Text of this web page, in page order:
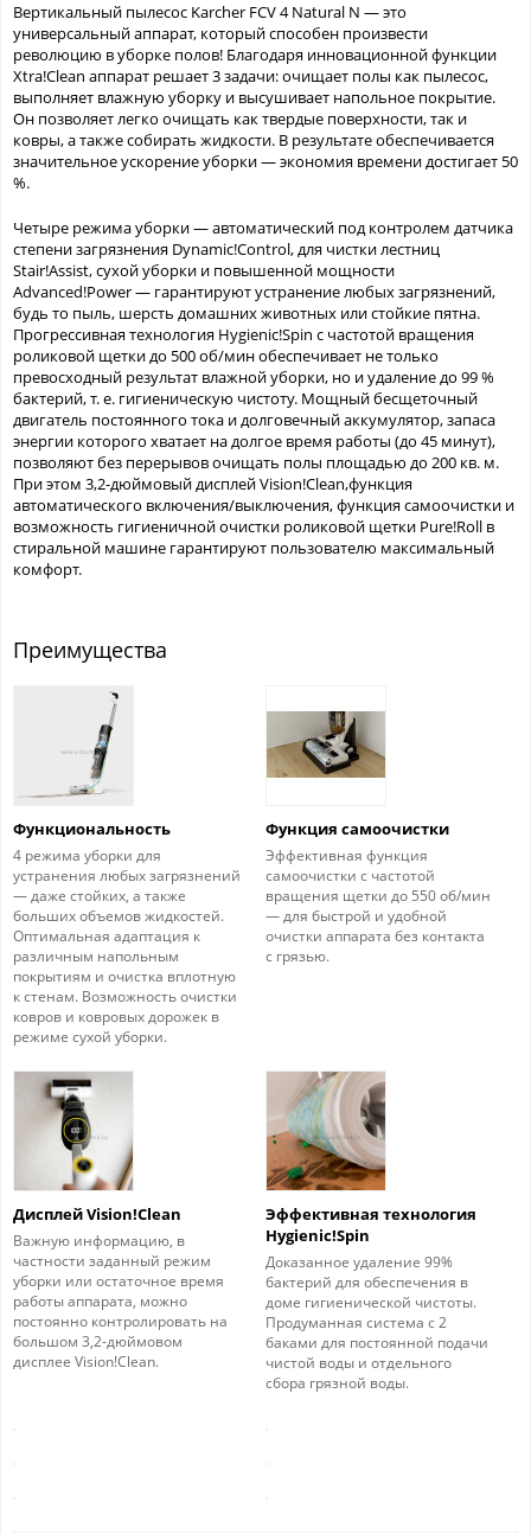
Вертикальный пылесос Karcher FCV 4 Natural N — это
универсальный аппарат, который способен произвести
революцию в уборке полов! Благодаря инновационной функции
Xtra!Clean аппарат решает 3 задачи: очищает полы как пылесос,
выполняет влажную уборку и высушивает напольное покрытие.
Он позволяет легко очищать как твердые поверхности, так и
ковры, а также собирать жидкости. В результате обеспечивается
значительное ускорение уборки — экономия времени достигает 50
%.
Четыре режима уборки — автоматический под контролем датчика
степени загрязнения Dynamic!Control, для чистки лестниц
Stair!Assist, сухой уборки и повышенной мощности
Advanced!Power — гарантируют устранение любых загрязнений,
будь то пыль, шерсть домашних животных или стойкие пятна.
Прогрессивная технология Hygienic!Spin с частотой вращения
роликовой щетки до 500 об/мин обеспечивает не только
превосходный результат влажной уборки, но и удаление до 99 %
бактерий, т. е. гигиеническую чистоту. Мощный бесщеточный
двигатель постоянного тока и долговечный аккумулятор, запаса
энергии которого хватает на долгое время работы (до 45 минут),
позволяют без перерывов очищать полы площадью до 200 кв. м.
При этом 3,2-дюймовый дисплей Vision!Clean,функция
автоматического включения/выключения, функция самоочистки и
возможность гигиеничной очистки роликовой щетки Pure!Roll в
стиральной машине гарантируют пользователю максимальный
комфорт.
Преимущества
Функциональность
4 режима уборки для
устранения любых загрязнений
— даже стойких, а также
больших объемов жидкостей.
Оптимальная адаптация к
различным напольным
покрытиям и очистка вплотную
к стенам. Возможность очистки
ковров и ковровых дорожек в
режиме сухой уборки.
Функция самоочистки
Эффективная функция
самоочистки с частотой
вращения щетки до 550 об/мин
— для быстрой и удобной
очистки аппарата без контакта
с грязью.
Дисплей Vision!Clean
Важную информацию, в
частности заданный режим
уборки или остаточное время
работы аппарата, можно
постоянно контролировать на
большом 3,2-дюймовом
дисплее Vision!Clean.
Эффективная технология
Hygienic!Spin
Доказанное удаление 99%
бактерий для обеспечения в
доме гигиенической чистоты.
Продуманная система с 2
баками для постоянной подачи
чистой воды и отдельного
сбора грязной воды.